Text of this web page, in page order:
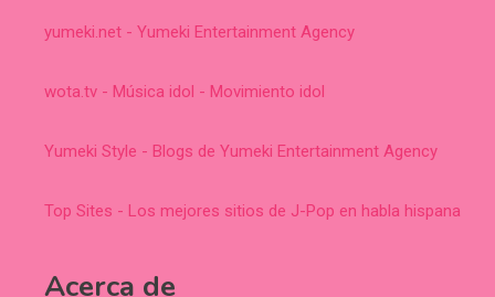
yumeki.net - Yumeki Entertainment Agency
wota.tv - Música idol - Movimiento idol
Yumeki Style - Blogs de Yumeki Entertainment Agency
Top Sites - Los mejores sitios de J-Pop en habla hispana
Acerca de